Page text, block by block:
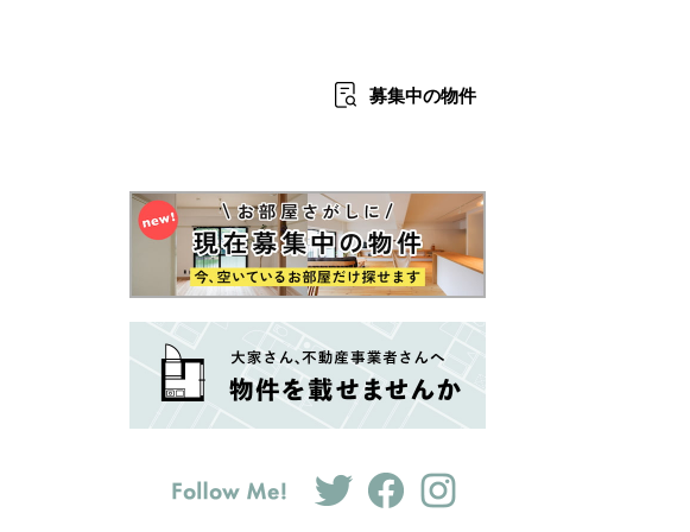
募集中の物件